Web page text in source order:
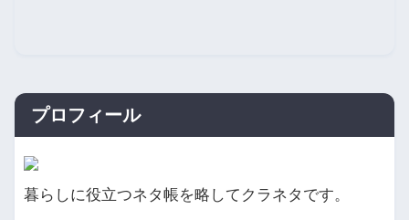
プロフィール
暮らしに役立つネタ帳を略してクラネタです。